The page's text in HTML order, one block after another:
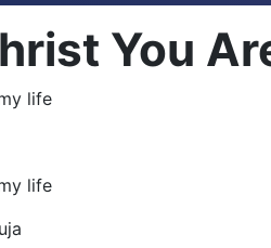
You
life
life